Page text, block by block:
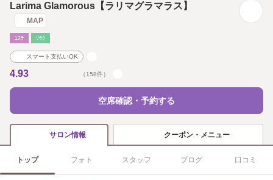
Larima Glamorous【ラリマグラマラス】
MAP
ｴｽﾃ ﾘﾗｸ
スマート支払いOK
4.93 （158件）
空席確認・予約する
サロン情報 クーポン・メニュー
トップ フォト スタッフ ブログ 口コミ